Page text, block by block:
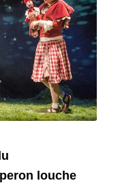
louche